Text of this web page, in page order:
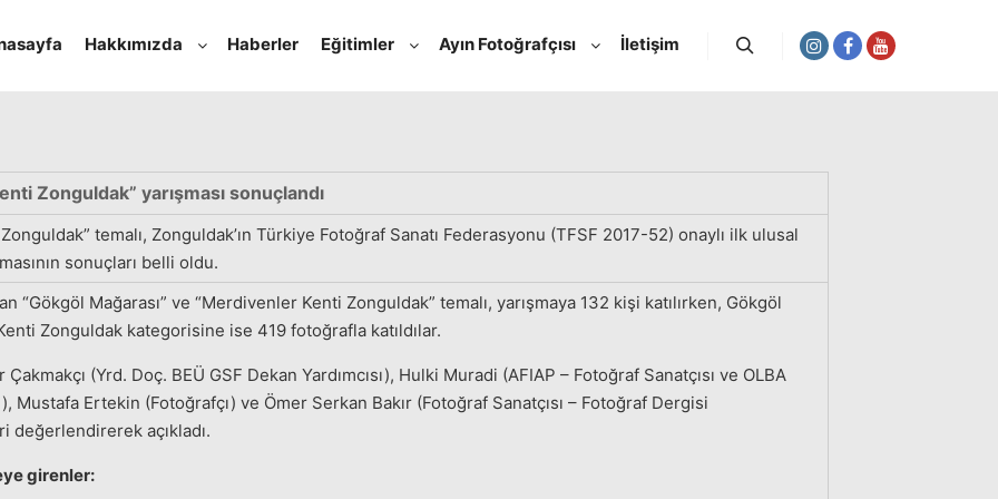
Hakkımızda Haberler Eğitimler Ayın Fotoğrafçısı İletişim
Zonguldak” yarışması sonuçlandı
temalı, Zonguldak’ın Türkiye Fotoğraf Sanatı Federasyonu (TFSF 2017-52) onaylı ilk ulusal
sonuçları belli oldu.
“Gökgöl Mağarası” ve “Merdivenler Kenti Zonguldak” temalı, yarışmaya 132 kişi katılırken, Gökgöl
Zonguldak kategorisine ise 419 fotoğrafla katıldılar.
(Yrd. Doç. BEÜ GSF Dekan Yardımcısı), Hulki Muradi (AFIAP – Fotoğraf Sanatçısı ve OLBA
Mustafa Ertekin (Fotoğrafçı) ve Ömer Serkan Bakır (Fotoğraf Sanatçısı – Fotoğraf Dergisi
değerlendirerek açıkladı.
girenler: